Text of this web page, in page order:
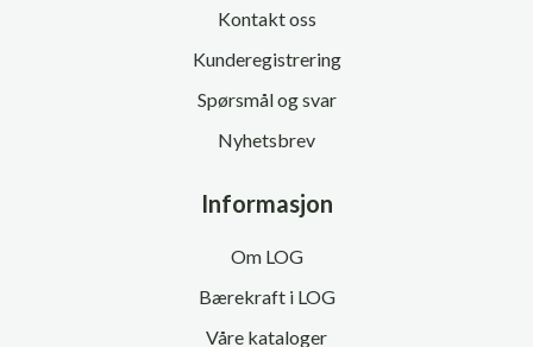
Kontakt oss
Kunderegistrering
Spørsmål og svar
Nyhetsbrev
Informasjon
Om LOG
Bærekraft i LOG
Våre kataloger